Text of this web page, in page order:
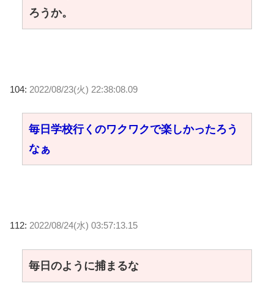
ろうか。
104: 2022/08/23(火) 22:38:08.09
毎日学校行くのワクワクで楽しかったろう
なぁ
112: 2022/08/24(水) 03:57:13.15
毎日のように捕まるな